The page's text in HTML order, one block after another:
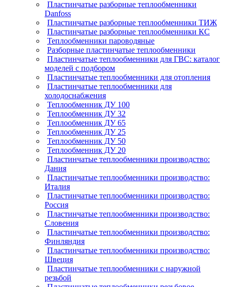
Пластинчатые разборные теплообменники
Danfoss
Пластинчатые разборные теплообменники ТИЖ
Пластинчатые разборные теплообменники КC
Теплообменники пароводяные
Разборные пластинчатые теплообменники
Пластинчатые теплообменники для ГВС: каталог
моделей с подбором
Пластинчатые теплообменники для отопления
Пластинчатые теплообменники для
холодоснабжения
Теплообменник ДУ 100
Теплообменник ДУ 32
Теплообменник ДУ 65
Теплообменник ДУ 25
Теплообменник ДУ 50
Теплообменник ДУ 20
Пластинчатые теплообменники производство:
Дания
Пластинчатые теплообменники производство:
Италия
Пластинчатые теплообменники производство:
Россия
Пластинчатые теплообменники производство:
Словения
Пластинчатые теплообменники производство:
Финляндия
Пластинчатые теплообменники производство:
Швеция
Пластинчатые теплообменники с наружной
резьбой